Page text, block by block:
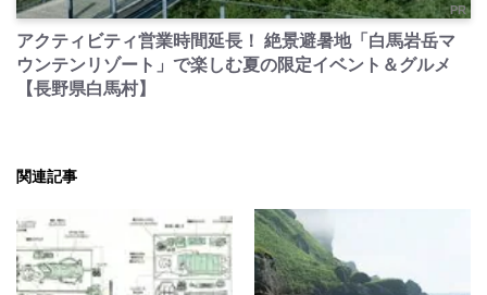
PR
アクティビティ営業時間延長！ 絶景避暑地「白馬岩岳マ
ウンテンリゾート」で楽しむ夏の限定イベント＆グルメ
【長野県白馬村】
関連記事